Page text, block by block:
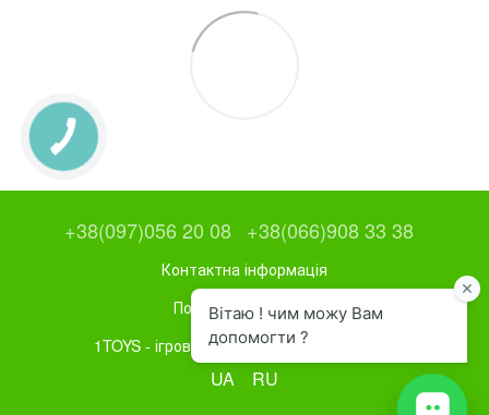
+38(097)056 20 08 +38(066)908 33 38
Контактна інформація
Повна версія сайту
1TOYS - ігрове та спортивне обладнання
UA RU